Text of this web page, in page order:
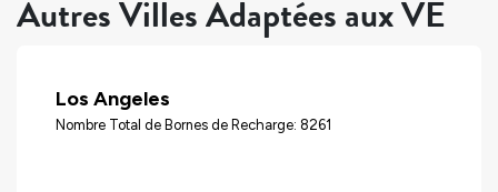
Autres Villes Adaptées aux VÉ
Los Angeles
Nombre Total de Bornes de Recharge: 8261